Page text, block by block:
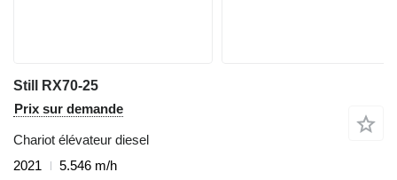
Still RX70-25
Prix sur demande
Chariot élévateur diesel
2021
5.546 m/h